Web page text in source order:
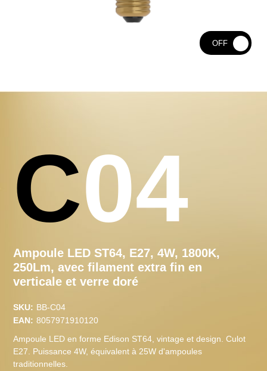
C04
Ampoule LED ST64, E27, 4W, 1800K,
250Lm, avec filament extra fin en
verticale et verre doré
SKU: BB-C04
EAN: 8057971910120
Ampoule LED en forme Edison ST64, vintage et design. Culot
E27. Puissance 4W, équivalent à 25W d'ampoules
traditionnelles.
OFF